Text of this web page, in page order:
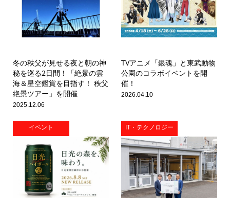
冬の秩父が見せる夜と朝の神
秘を巡る2日間！「絶景の雲
海＆星空鑑賞を目指す！ 秩父
絶景ツアー」を開催
2025.12.06
TVアニメ「銀魂」と東武動物
公園のコラボイベントを開
催！
2026.04.10
イベント IT・テクノロジー